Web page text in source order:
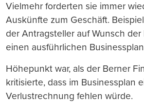
Vielmehr forderten sie immer
Auskünfte zum Geschäft.
der Antragsteller auf Wunsch der
einen ausführlichen
Höhepunkt war, als der Berner
kritisierte, dass im Businessplan
Verlustrechnung fehlen würde.